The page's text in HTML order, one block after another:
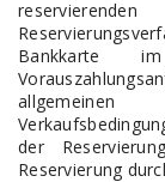
Bankkarte
der
Reservierung